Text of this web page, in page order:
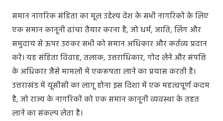
समान नागरिक संहिता का मूल उद्देश्य देश के सभी नागरिकों के लिए
एक समान कानूनी ढांचा तैयार करना है, जो धर्म, जाति, लिंग और
समुदाय से ऊपर उठकर सभी को समान अधिकार और कर्तव्य प्रदान
करे। यह संहिता विवाह, तलाक, उत्तराधिकार, गोद लेने और संपत्ति
के अधिकार जैसे मामलों में एकरूपता लाने का प्रयास करती है।
उत्तराखंड में यूसीसी का लागू होना इस दिशा में एक महत्वपूर्ण कदम
है, जो राज्य के नागरिकों को एक समान कानूनी व्यवस्था के तहत
लाने का संकल्प लेता है।